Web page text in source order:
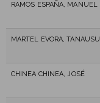
RAMOS ESPAÑA, MANUEL
MARTEL EVORA, TANAUSU
CHINEA CHINEA, JOSÉ